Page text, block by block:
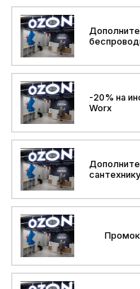
-20% на
Worx